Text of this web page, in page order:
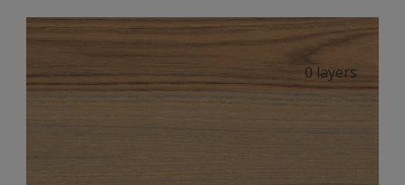
0 layers